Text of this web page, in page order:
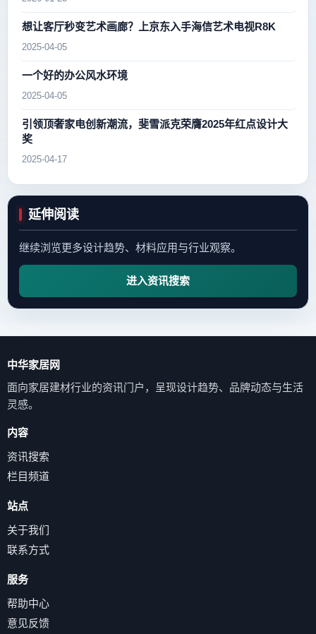
想让客厅秒变艺术画廊？上京东入手海信艺术电视R8K
2025-04-05
一个好的办公风水环境
2025-04-05
引领顶奢家电创新潮流，斐雪派克荣膺2025年红点设计大
奖
2025-04-17
延伸阅读
继续浏览更多设计趋势、材料应用与行业观察。
进入资讯搜索
中华家居网
面向家居建材行业的资讯门户，呈现设计趋势、品牌动态与生活
灵感。
内容
资讯搜索
栏目频道
站点
关于我们
联系方式
服务
帮助中心
意见反馈